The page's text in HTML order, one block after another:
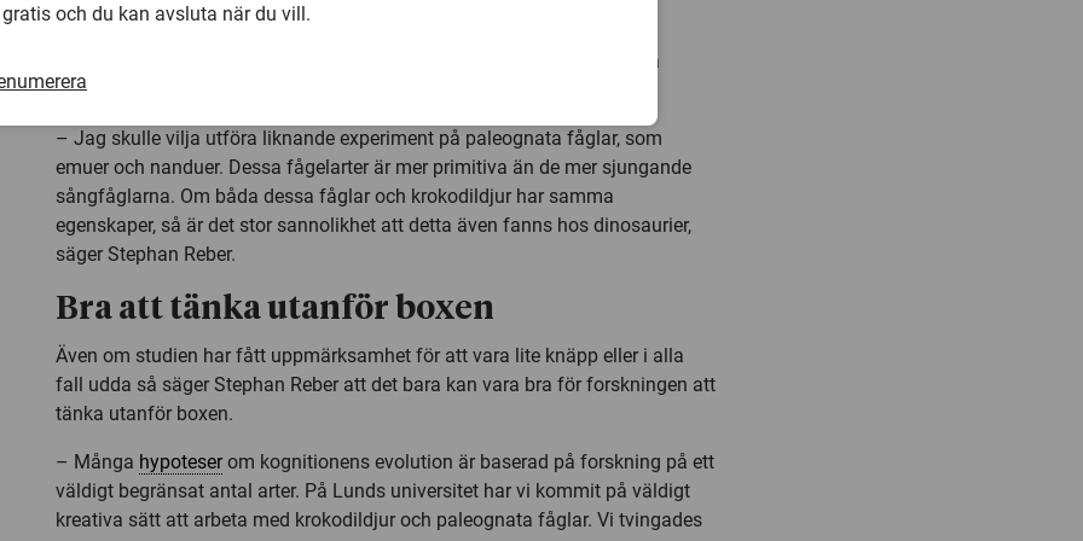
faktiskt kan veta hur stora djur det rör sig om bara genom att lyssna på
lätena. Han vill också undersöka detta vidare på andra djurarter.
– Jag skulle vilja utföra liknande experiment på paleognata fåglar, som
emuer och nanduer. Dessa fågelarter är mer primitiva än de mer sjungande
sångfåglarna. Om båda dessa fåglar och krokodildjur har samma
egenskaper, så är det stor sannolikhet att detta även fanns hos dinosaurier,
säger Stephan Reber.
Bra att tänka utanför boxen
Även om studien har fått uppmärksamhet för att vara lite knäpp eller i alla
fall udda så säger Stephan Reber att det bara kan vara bra för forskningen att
tänka utanför boxen.
– Många hypoteserom kognitionens evolution är baserad på forskning på ett
väldigt begränsat antal arter. På Lunds universitet har vi kommit på väldigt
kreativa sätt att arbeta med krokodildjur och paleognata fåglar. Vi tvingades
gratis och du kan avsluta när du vill.